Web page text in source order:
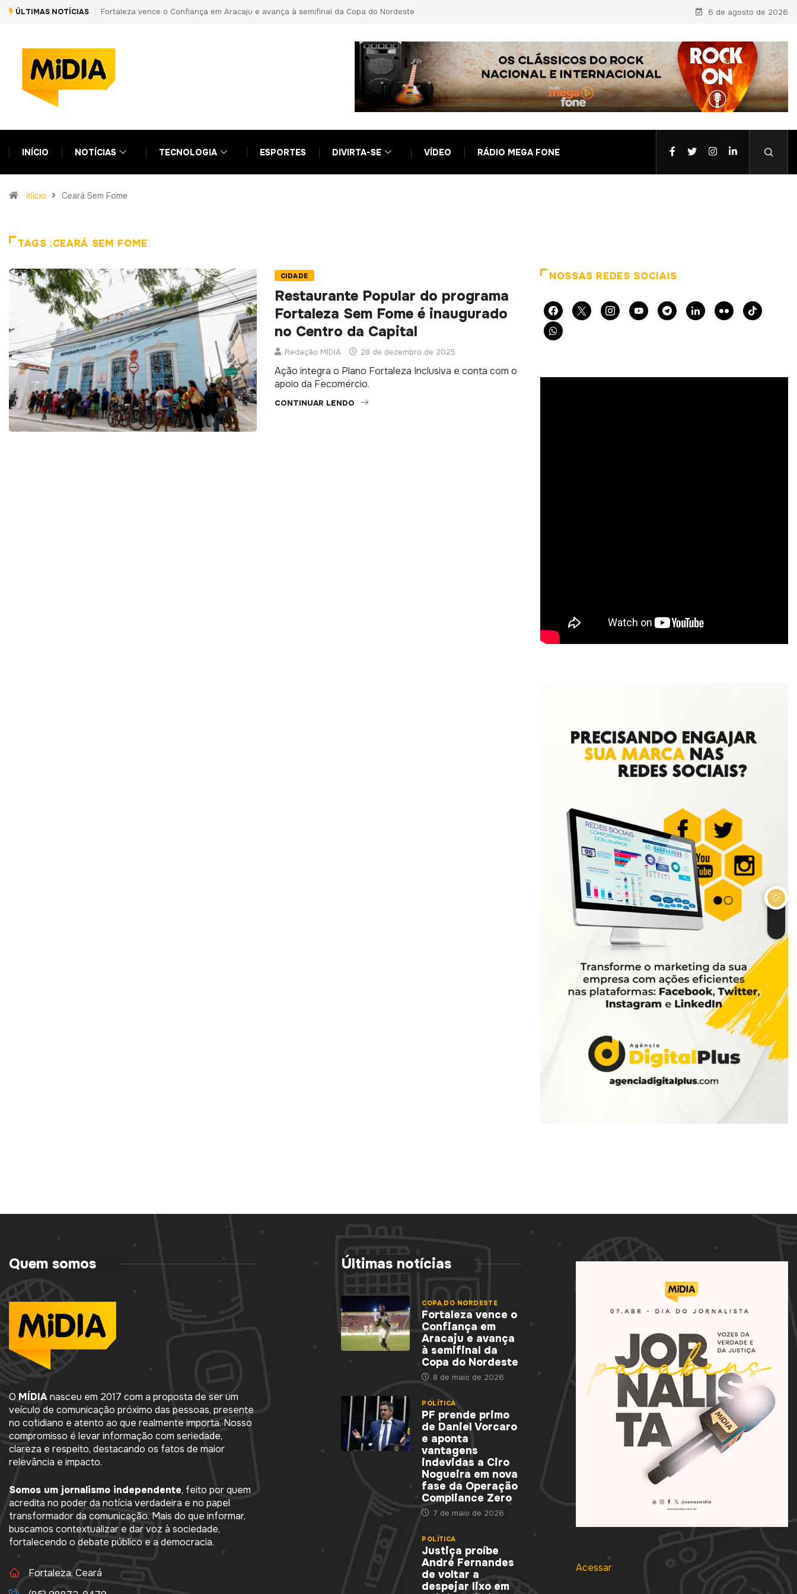
ÚLTIMAS NOTÍCIAS
o Confiança em Aracaju e avança à semifinal da Copa do NordestePF prende primo de Daniel Vorcaro e aponta vantagens indevidas a Ciro Nogueira
6 de agosto de 2026
INÍCIO NOTÍCIAS TECNOLOGIA ESPORTES DIVIRTA-SE VÍDEO RÁDIO MEGA FONE
Início Ceará Sem Fome
TAGS :CEARÁ SEM FOME
CIDADE
Restaurante Popular do programa
Fortaleza Sem Fome é inaugurado
no Centro da Capital
Redação MÍDIA 28 de dezembro de 2025
Ação integra o Plano Fortaleza Inclusiva e conta com o
apoio da Fecomércio.
CONTINUAR LENDO
NOSSAS REDES SOCIAIS
Quem somos
OMÍDIAnasceu em 2017 com a proposta de ser um
veículo de comunicação próximo das pessoas, presente
no cotidiano e atento ao que realmente importa. Nosso
compromisso é levar informação com seriedade,
clareza e respeito, destacando os fatos de maior
relevância e impacto.
Somos um jornalismo independente, feito por quem
acredita no poder da notícia verdadeira e no papel
transformador da comunicação. Mais do que informar,
buscamos contextualizar e dar voz à sociedade,
fortalecendo o debate público e a democracia.
Fortaleza, Ceará
Últimas notícias
COPA DO NORDESTE
Fortaleza vence o
Confiança em
Aracaju e avança
à semifinal da
Copa do Nordeste
8 de maio de 2026
POLÍTICA
PF prende primo
de Daniel Vorcaro
e aponta
vantagens
indevidas a Ciro
Nogueira em nova
fase da Operação
Compliance Zero
7 de maio de 2026
POLÍTICA
Justiça proíbe
André Fernandes
de voltar a
despejar lixo em
Acessar